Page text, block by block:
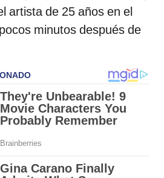
artista de 25 años en el
minutos después de